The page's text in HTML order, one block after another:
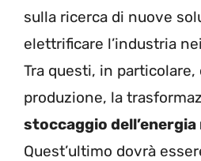
sulla ricerca di nuove
elettrificare l’industria
Tra questi, in particolare,
produzione, la
stoccaggio
Quest’ultimo dovrà